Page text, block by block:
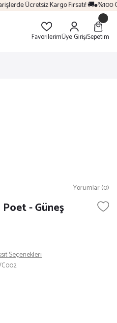
Ücretsiz Kargo Fırsatı! 🚚 %100
FavorilerimÜye GirişiSepetim
Yorumlar (0)
- Güneş
Seçenekleri